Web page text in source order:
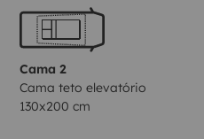
Cama 2
Cama teto elevatório
130x200 cm